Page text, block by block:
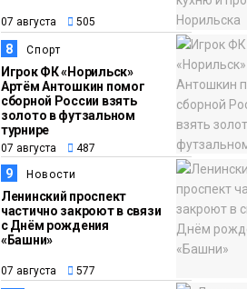
07 августа 505
8 Спорт
Игрок ФК «Норильск»
Артём Антошкин помог
сборной России взять
золото в футзальном
турнире
07 августа 487
9 Новости
Ленинский проспект
частично закроют в связи
с Днём рождения
«Башни»
07 августа 577